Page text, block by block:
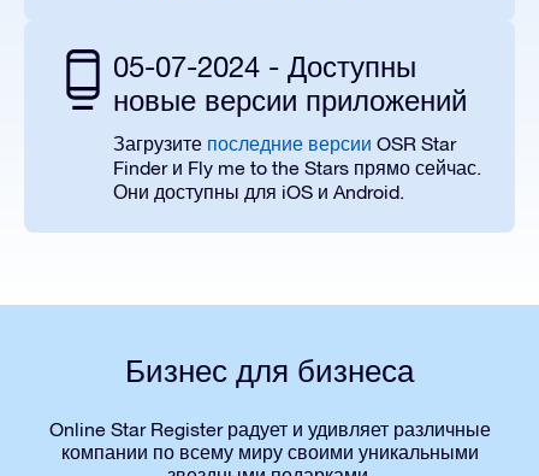
05-07-2024 - Доступны
новые версии приложений
Загрузите последние версии OSR Star
Finder и Fly me to the Stars прямо сейчас.
Они доступны для iOS и Android.
Бизнес для бизнеса
Online Star Register радует и удивляет различные
компании по всему миру своими уникальными